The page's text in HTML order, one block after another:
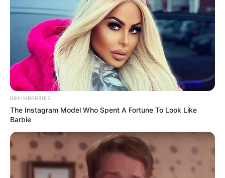
Meskipun bukan satu-satunya wanita yang ada di kehidupan
Hitler, tapi ia menjadi yang paling meninggalkan kesan.
Sejak awal ia banyak berkorban. Meski terpaut jarak usia 23 tahun
dengan Hitler, tapi ia sudah mantap dengan pilihannya.
BRAINBERRIES
The Instagram Model Who Spent A Fortune To Look Like
Barbie